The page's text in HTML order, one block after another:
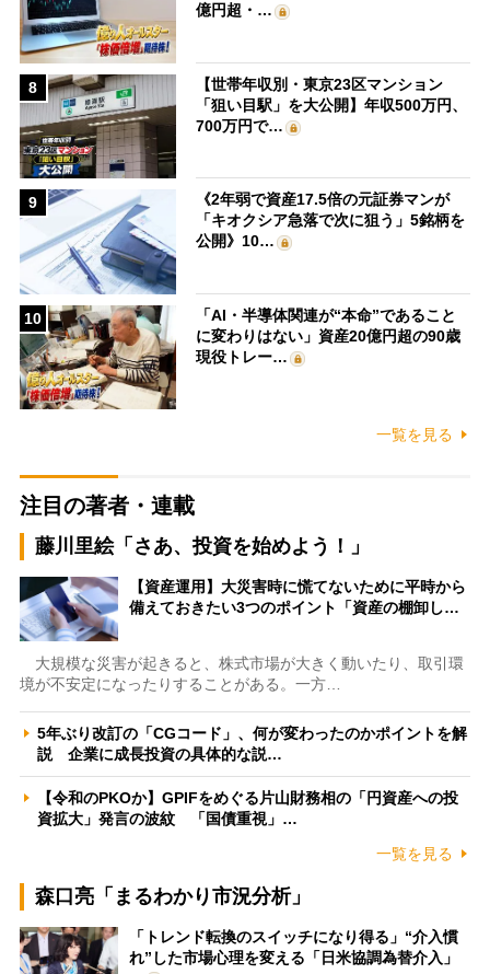
億円超・…
8
【世帯年収別・東京23区マンション
「狙い目駅」を大公開】年収500万円、
700万円で…
9
《2年弱で資産17.5倍の元証券マンが
「キオクシア急落で次に狙う」5銘柄を
公開》10…
10
「AI・半導体関連が“本命”であること
に変わりはない」資産20億円超の90歳
現役トレー…
一覧を見る
注目の著者・連載
藤川里絵「さあ、投資を始めよう！」
【資産運用】大災害時に慌てないために平時から
備えておきたい3つのポイント「資産の棚卸し…
大規模な災害が起きると、株式市場が大きく動いたり、取引環
境が不安定になったりすることがある。一方…
5年ぶり改訂の「CGコード」、何が変わったのかポイントを解
説 企業に成長投資の具体的な説…
【令和のPKOか】GPIFをめぐる片山財務相の「円資産への投
資拡大」発言の波紋 「国債重視」…
一覧を見る
森口亮「まるわかり市況分析」
「トレンド転換のスイッチになり得る」“介入慣
れ”した市場心理を変える「日米協調為替介入」